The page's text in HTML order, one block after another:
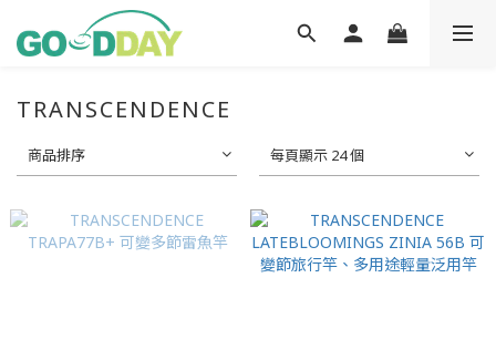
TRANSCENDENCE
商品排序 每頁顯示 24 個